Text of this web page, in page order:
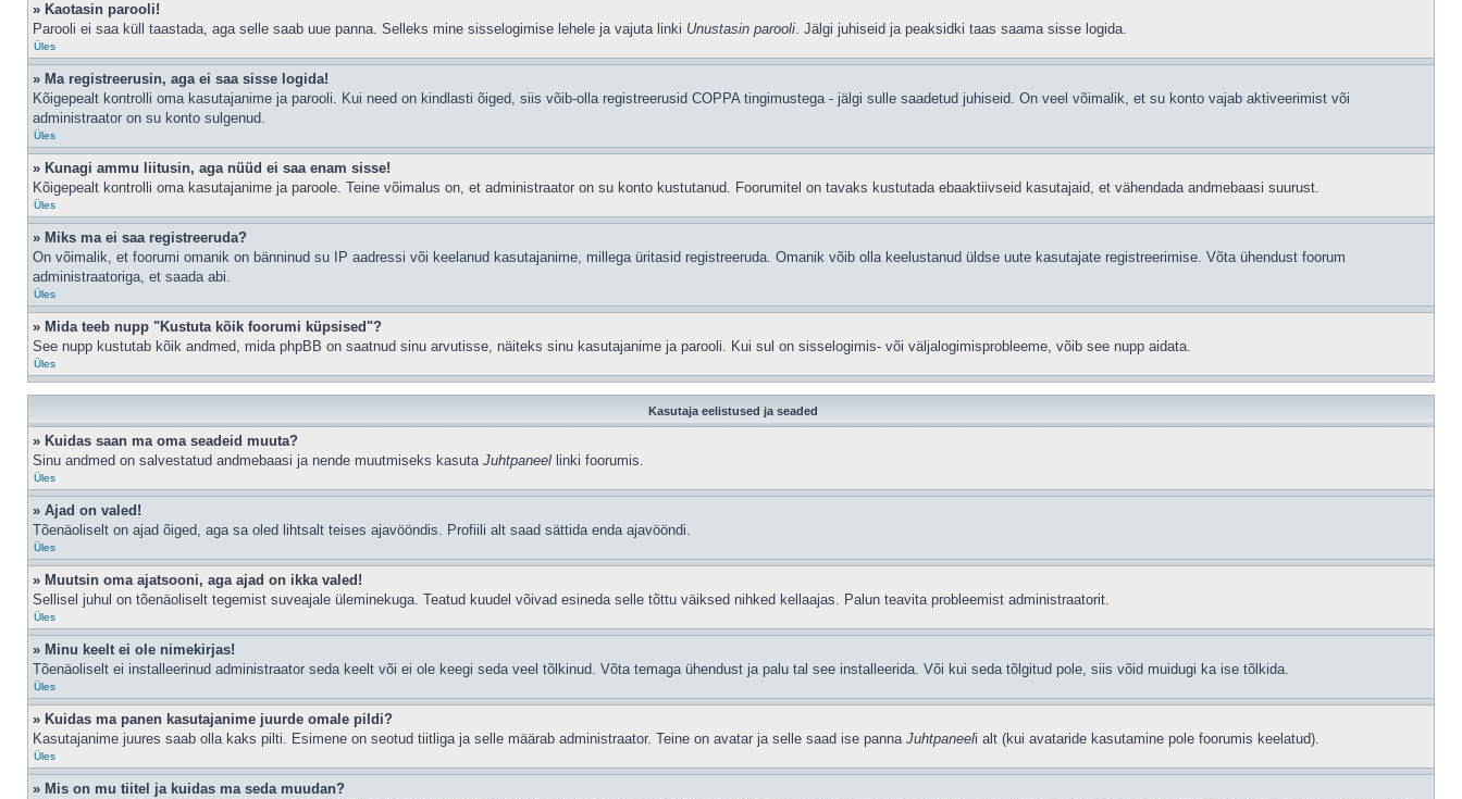
» Kaotasin parooli!
Parooli ei saa küll taastada, aga selle saab uue panna. Selleks mine sisselogimise lehele ja vajuta linki Unustasin parooli. Jälgi juhiseid ja peaksidki taas saama sisse logida.
Üles
» Ma registreerusin, aga ei saa sisse logida!
Kõigepealt kontrolli oma kasutajanime ja parooli. Kui need on kindlasti õiged, siis võib-olla registreerusid COPPA tingimustega - jälgi sulle saadetud juhiseid. On veel võimalik, et su konto vajab aktiveerimist või
administraator on su konto sulgenud.
Üles
» Kunagi ammu liitusin, aga nüüd ei saa enam sisse!
Kõigepealt kontrolli oma kasutajanime ja paroole. Teine võimalus on, et administraator on su konto kustutanud. Foorumitel on tavaks kustutada ebaaktiivseid kasutajaid, et vähendada andmebaasi suurust.
Üles
» Miks ma ei saa registreeruda?
On võimalik, et foorumi omanik on bänninud su IP aadressi või keelanud kasutajanime, millega üritasid registreeruda. Omanik võib olla keelustanud üldse uute kasutajate registreerimise. Võta ühendust foorum
administraatoriga, et saada abi.
Üles
» Mida teeb nupp "Kustuta kõik foorumi küpsised"?
See nupp kustutab kõik andmed, mida phpBB on saatnud sinu arvutisse, näiteks sinu kasutajanime ja parooli. Kui sul on sisselogimis- või väljalogimisprobleeme, võib see nupp aidata.
Üles
Kasutaja eelistused ja seaded
» Kuidas saan ma oma seadeid muuta?
Sinu andmed on salvestatud andmebaasi ja nende muutmiseks kasuta Juhtpaneel linki foorumis.
Üles
» Ajad on valed!
Tõenäoliselt on ajad õiged, aga sa oled lihtsalt teises ajavööndis. Profiili alt saad sättida enda ajavööndi.
Üles
» Muutsin oma ajatsooni, aga ajad on ikka valed!
Sellisel juhul on tõenäoliselt tegemist suveajale üleminekuga. Teatud kuudel võivad esineda selle tõttu väiksed nihked kellaajas. Palun teavita probleemist administraatorit.
Üles
» Minu keelt ei ole nimekirjas!
Tõenäoliselt ei installeerinud administraator seda keelt või ei ole keegi seda veel tõlkinud. Võta temaga ühendust ja palu tal see installeerida. Või kui seda tõlgitud pole, siis võid muidugi ka ise tõlkida.
Üles
» Kuidas ma panen kasutajanime juurde omale pildi?
Kasutajanime juures saab olla kaks pilti. Esimene on seotud tiitliga ja selle määrab administraator. Teine on avatar ja selle saad ise panna Juhtpaneeli alt (kui avataride kasutamine pole foorumis keelatud).
Üles
» Mis on mu tiitel ja kuidas ma seda muudan?